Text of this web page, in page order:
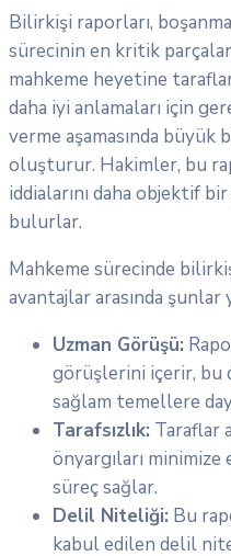
Bilirkişi raporları,
sürecinin en kritik
mahkeme heyetine
daha iyi anlamaları için
verme aşamasında büyük
oluşturur. Hakimler, bu
iddialarını daha objektif
bulurlar.
Mahkeme sürecinde
avantajlar arasında şunlar
Uzman Görüşü:
görüşlerini içerir, bu
sağlam temellere
Tarafsızlık: Taraflar
önyargıları
süreç sağlar.
Delil Niteliği: Bu
kabul edilen delil